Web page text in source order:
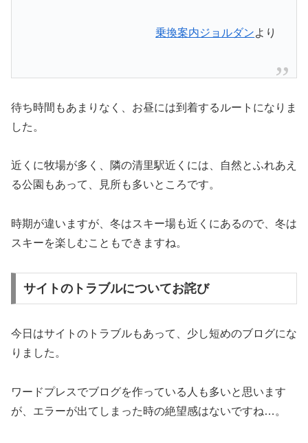
乗換案内ジョルダンより
待ち時間もあまりなく、お昼には到着するルートになりま
した。
近くに牧場が多く、隣の清里駅近くには、自然とふれあえ
る公園もあって、見所も多いところです。
時期が違いますが、冬はスキー場も近くにあるので、冬は
スキーを楽しむこともできますね。
サイトのトラブルについてお詫び
今日はサイトのトラブルもあって、少し短めのブログにな
りました。
ワードプレスでブログを作っている人も多いと思います
が、エラーが出てしまった時の絶望感はないですね…。